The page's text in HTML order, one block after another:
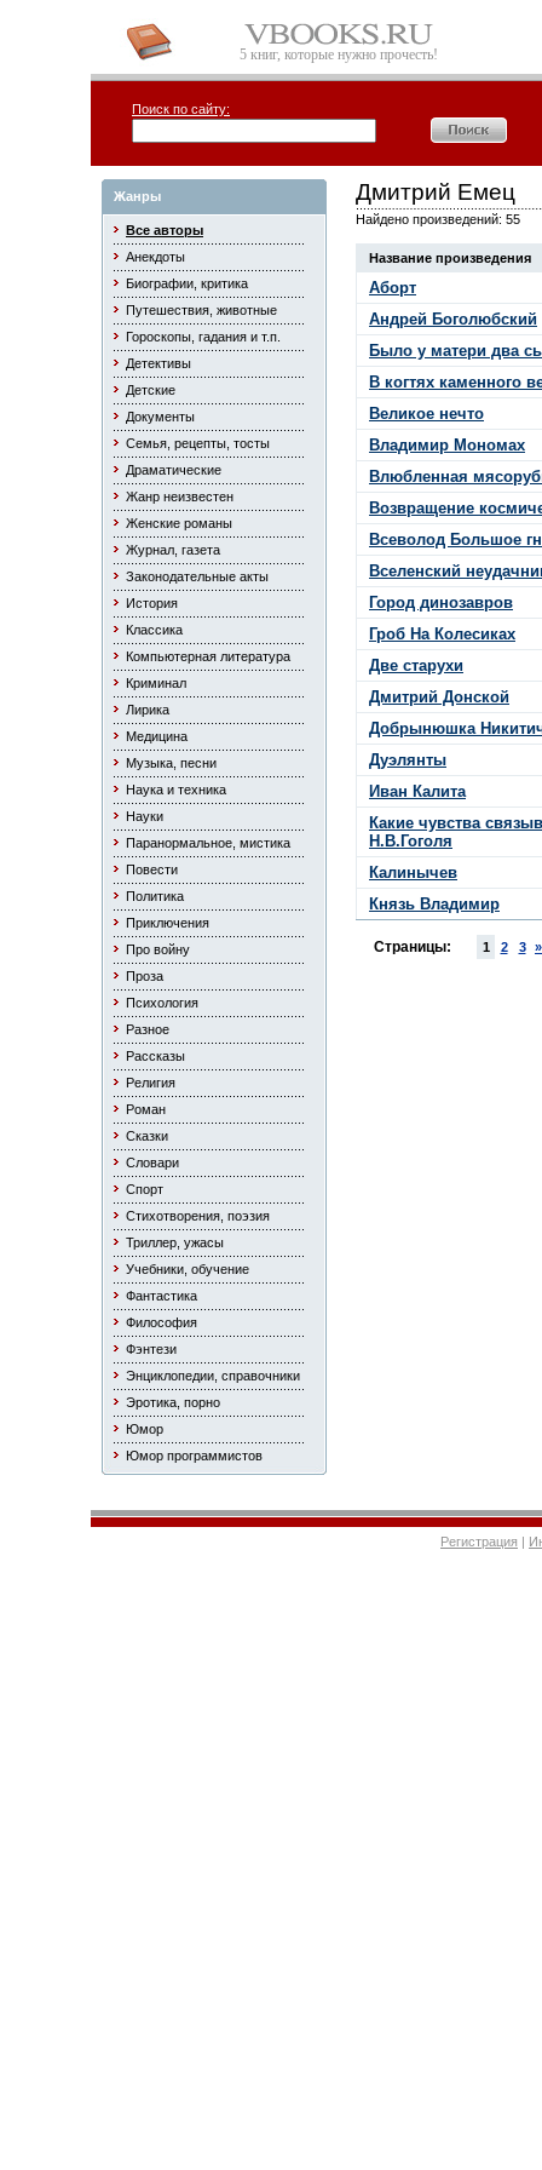
5 книг, которые нужно прочесть!
Поиск по сайту:
Жанры
Все авторы
Анекдоты
Биографии, критика
Путешествия, животные
Гороскопы, гадания и т.п.
Детективы
Детские
Документы
Семья, рецепты, тосты
Драматические
Жанр неизвестен
Женские романы
Журнал, газета
Законодательные акты
История
Классика
Компьютерная литература
Криминал
Лирика
Медицина
Музыка, песни
Наука и техника
Науки
Паранормальное, мистика
Повести
Политика
Приключения
Про войну
Проза
Психология
Разное
Рассказы
Религия
Роман
Сказки
Словари
Спорт
Стихотворения, поэзия
Триллер, ужасы
Учебники, обучение
Фантастика
Философия
Фэнтези
Энциклопедии, справочники
Эротика, порно
Юмор
Юмор программистов
Дмитрий Емец
Найдено произведений: 55
Название произведения
Аборт
Андрей Боголюбский
Было у матери два
В когтях каменного
Великое нечто
Владимир Мономах
Влюбленная
Возвращение
Всеволод Большое
Вселенский
Город динозавров
Гроб На Колесиках
Две старухи
Дмитрий Донской
Добрынюшка
Дуэлянты
Иван Калита
Какие чувства
Н.В.Гоголя
Калинычев
Князь Владимир
Страницы: 1 2 3 »
Регистрация |